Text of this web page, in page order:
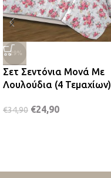
-29%
Σετ Σεντόνια Μονά Με
Λουλούδια (4 Τεμαχίων)
€34,90 €24,90